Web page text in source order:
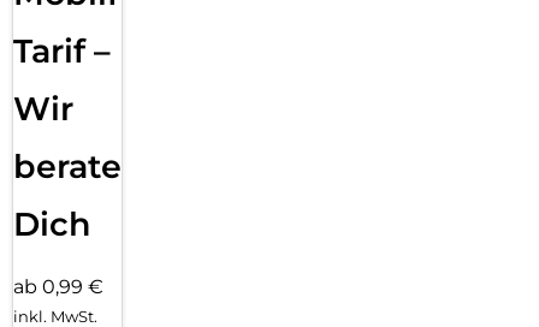
Tarif –
Wir
beraten
Dich
ab 0,99 €
inkl. MwSt.